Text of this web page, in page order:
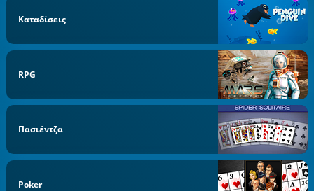
Καταδίσεις
RPG
Πασιέντζα
Poker